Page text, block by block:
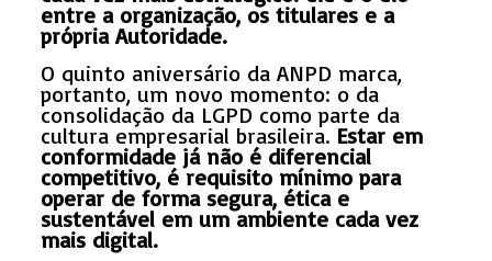
entre a organização, os titulares e a
própria Autoridade.
O quinto aniversário da ANPD marca,
portanto, um novo momento: o da
consolidação da LGPD como parte da
cultura empresarial brasileira. Estar em
conformidade já não é diferencial
competitivo, é requisito mínimo para
operar de forma segura, ética e
sustentável em um ambiente cada vez
mais digital.